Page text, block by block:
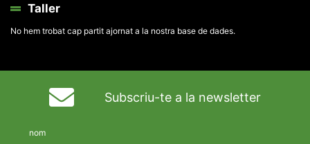
Taller
No hem trobat cap partit ajornat a la nostra base de dades.
Subscriu-te a la newsletter